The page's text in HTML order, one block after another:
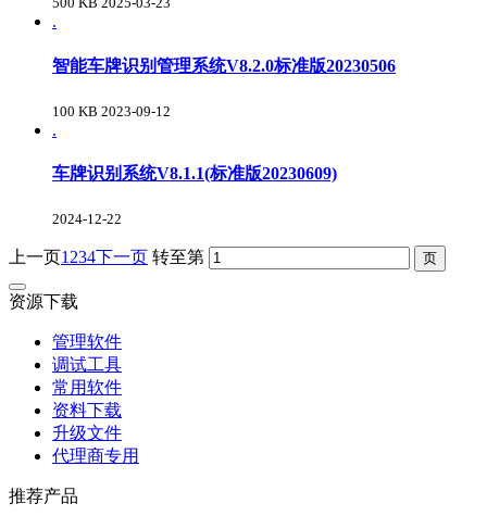
.
智能车牌识别管理系统V8.2.0标准版20230506
100 KB 2023-09-12
.
车牌识别系统V8.1.1(标准版20230609)
2024-12-22
上一页1 234下一页 转至第
资源下载
管理软件
调试工具
常用软件
资料下载
升级文件
代理商专用
推荐产品